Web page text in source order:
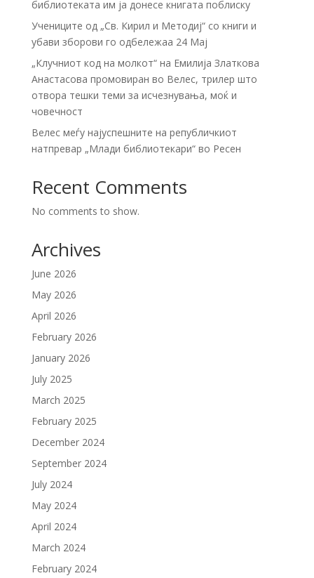
библиотеката им ја донесе книгата поблиску
Учениците од „Св. Кирил и Методиј“ со книги и
убави зборови го одбележаа 24 Мај
„Клучниот код на молкот“ на Емилија Златкова
Анастасова промовиран во Велес, трилер што
отвора тешки теми за исчезнувања, моќ и
човечност
Велес меѓу најуспешните на републичкиот
натпревар „Млади библиотекари“ во Ресен
Recent Comments
No comments to show.
Archives
June 2026
May 2026
April 2026
February 2026
January 2026
July 2025
March 2025
February 2025
December 2024
September 2024
July 2024
May 2024
April 2024
March 2024
February 2024